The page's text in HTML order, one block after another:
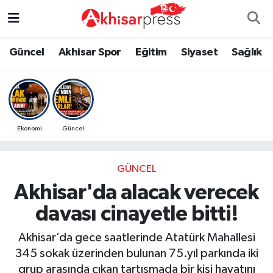
Güncel Akhisar Spor Eğitim Siyaset Sağlık
Ekonomi Güncel
GÜNCEL
Akhisar'da alacak verecek
davası cinayetle bitti!
Akhisar’da gece saatlerinde Atatürk Mahallesi
345 sokak üzerinden bulunan 75.yıl parkında iki
grup arasında çıkan tartışmada bir kişi hayatını
Güncel
Akhisar Spor
Eğitim
Ekonomi
Tarım-Gıda
Kültür-Sanat
Magazin
Kültür-Sanat
Duyurular
Röportaj
Dünya
Güncel
Eğitim
Siyaset
Ekonomi
Magazin
Kültür-Sanat
Manisa Nöbetçi Eczaneler
Manisa Hava Durumu
Manisa Namaz Vakitleri
Süper Lig Puan Durumu ve Fikstür
Tüm Manşetler
Son Dakika Haberleri
Haber Arşivi